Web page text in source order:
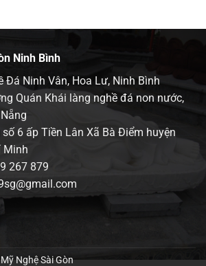
Ninh Bình
Đá Ninh Vân, Hoa Lư, Ninh Bình
Quán Khái làng nghề đá non nước,
6 ấp Tiền Lân Xã Bà Điểm huyện
Minh
267 879
Nghệ Sài Gòn